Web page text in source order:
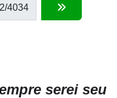
/4034
serei seu